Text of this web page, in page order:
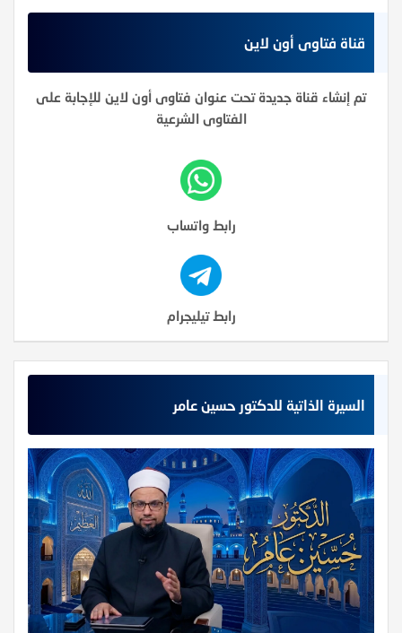
قناة فتاوى أون لاين
تم إنشاء قناة جديدة تحت عنوان فتاوى أون لاين للإجابة على
الفتاوى الشرعية
رابط واتساب
رابط تيليجرام
السيرة الذاتية للدكتور حسين عامر